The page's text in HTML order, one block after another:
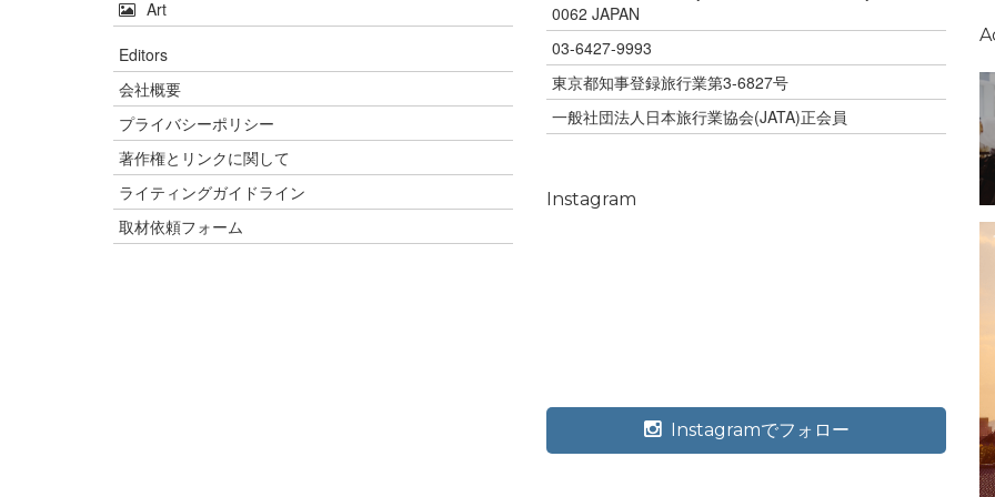
Art
Editors
会社概要
プライバシーポリシー
著作権とリンクに関して
ライティングガイドライン
取材依頼フォーム
0062 JAPAN
03-6427-9993
東京都知事登録旅行業第3-6827号
一般社団法人日本旅行業協会(JATA)正会員
Instagram
Instagramでフォロー